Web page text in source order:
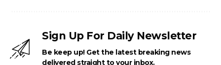
Sign Up For Daily Newsletter
Be keep up! Get the latest breaking news
delivered straight to your inbox.